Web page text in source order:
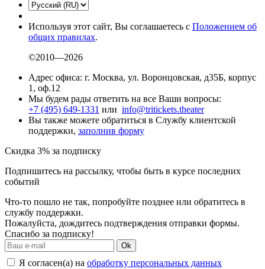
Используя этот сайт, Вы соглашаетесь с Положением об
общих правилах.
©2010—2026
Адрес офиса: г. Москва, ул. Воронцовская, д35Б, корпус
1, оф.12
Мы будем рады ответить на все Ваши вопросы:
+7 (495) 649-1331 или info@tritickets.theater
Вы также можете обратиться в Службу клиентской
поддержки, заполнив форму
Скидка 3% за подписку
Подпишитесь на рассылку, чтобы быть в курсе последних
событий
Что-то пошло не так, попробуйте позднее или обратитесь в
службу поддержки.
Пожалуйста, дождитесь подтверждения отправки формы.
Спасибо за подписку!
Ok
Я согласен(а) на обработку персональных данных